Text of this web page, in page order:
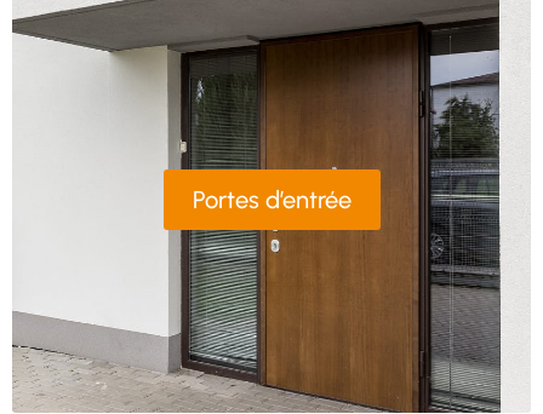
Portes d’entrée